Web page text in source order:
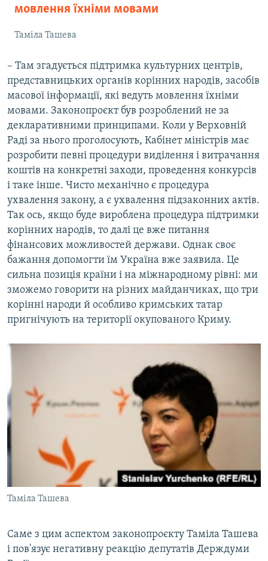
мовлення їхніми мовами
Таміла Ташева
– Там згадується підтримка культурних центрів,
представницьких органів корінних народів, засобів
масової інформації, які ведуть мовлення їхніми
мовами. Законопроєкт був розроблений не за
декларативними принципами. Коли у Верховній
Раді за нього проголосують, Кабінет міністрів має
розробити певні процедури виділення і витрачання
коштів на конкретні заходи, проведення конкурсів
і таке інше. Чисто механічно є процедура
ухвалення закону, а є ухвалення підзаконних актів.
Так ось, якщо буде вироблена процедура підтримки
корінних народів, то далі це вже питання
фінансових можливостей держави. Однак своє
бажання допомогти їм Україна вже заявила. Це
сильна позиція країни і на міжнародному рівні: ми
зможемо говорити на різних майданчиках, що три
корінні народи й особливо кримських татар
пригнічують на території окупованого Криму.
Таміла Ташева
Саме з цим аспектом законопроєкту Таміла Ташева
і пов'язує негативну реакцію депутатів Держдуми